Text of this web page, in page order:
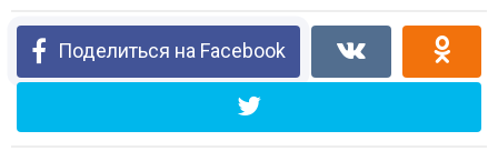
Поделиться на Facebook